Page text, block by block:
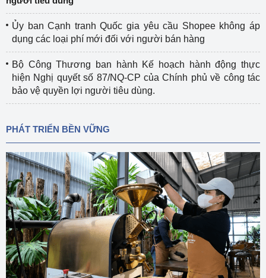
Ủy ban Cạnh tranh Quốc gia yêu cầu Shopee không áp
dụng các loại phí mới đối với người bán hàng
Bộ Công Thương ban hành Kế hoạch hành động thực
hiện Nghị quyết số 87/NQ-CP của Chính phủ về công tác
bảo vệ quyền lợi người tiêu dùng.
PHÁT TRIỂN BỀN VỮNG